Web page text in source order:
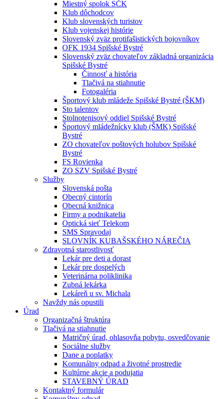
Miestný spolok SČK
Klub dôchodcov
Klub slovenských turistov
Klub vojenskej histórie
Slovenský zväz protifašistických bojovníkov
OFK 1934 Spišské Bystré
Slovenský zväz chovateľov základná organizácia
Spišské Bystré
Činnosť a história
Tlačivá na stiahnutie
Fotogaléria
Športový klub mládeže Spišské Bystré (ŠKM)
Sto talentov
Stolnotenisový oddiel Spišské Bystré
Športový mládežnícky klub (ŠMK) Spišské
Bystré
ZO chovateľov poštových holubov Spišské
Bystré
FS Rovienka
ZO SZV Spišské Bystré
Služby
Slovenská pošta
Obecný cintorín
Obecná knižnica
Firmy a podnikatelia
Optická sieť Telekom
SMS Spravodaj
SLOVNÍK KUBAŠSKÉHO NÁREČIA
Zdravotná starostlivosť
Lekár pre deti a dorast
Lekár pre dospelých
Veterinárna poliklinika
Zubná lekárka
Lekáreň u sv. Michala
Navždy nás opustili
Úrad
Organizačná štruktúra
Tlačivá na stiahnutie
Matričný úrad, ohlasovňa pobytu, osvedčovanie
Sociálne služby
Dane a poplatky
Komunálny odpad a životné prostredie
Kultúrne akcie a podujatia
STAVEBNÝ ÚRAD
Kontaktný formulár